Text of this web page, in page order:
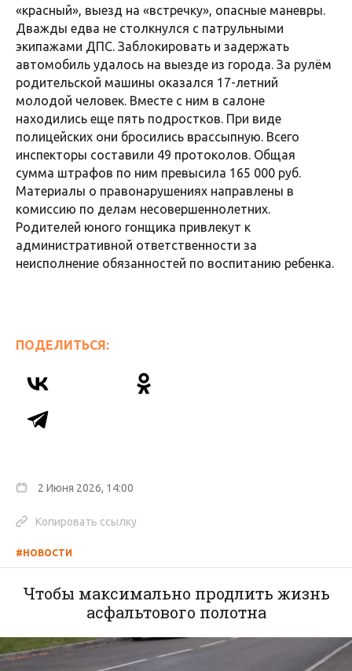
«красный», выезд на «встречку», опасные маневры.
Дважды едва не столкнулся с патрульными
экипажами ДПС. Заблокировать и задержать
автомобиль удалось на выезде из города. За рулём
родительской машины оказался 17-летний
молодой человек. Вместе с ним в салоне
находились еще пять подростков. При виде
полицейских они бросились врассыпную. Всего
инспекторы составили 49 протоколов. Общая
сумма штрафов по ним превысила 165 000 руб.
Материалы о правонарушениях направлены в
комиссию по делам несовершеннолетних.
Родителей юного гонщика привлекут к
административной ответственности за
неисполнение обязанностей по воспитанию ребенка.
ПОДЕЛИТЬСЯ:
2 Июня 2026, 14:00
Копировать ссылку
#НОВОСТИ
Чтобы максимально продлить жизнь
асфальтового полотна